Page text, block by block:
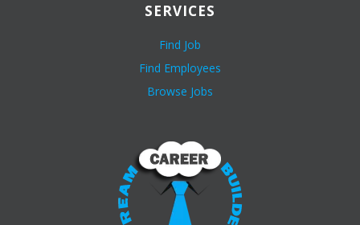
SERVICES
Find Job
Find Employees
Browse Jobs